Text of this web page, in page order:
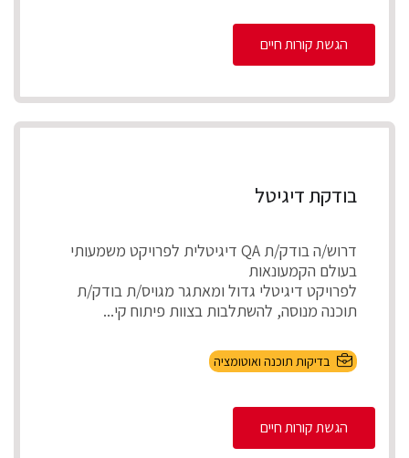
הגשת קורות חיים
בודקת דיגיטל
דרוש/ה בודק/ת QA דיגיטלית לפרויקט משמעותי
בעולם הקמעונאות
לפרויקט דיגיטלי גדול ומאתגר מגויס/ת בודק/ת
תוכנה מנוסה, להשתלבות בצוות פיתוח קי...
בדיקות תוכנה ואוטומציה
הגשת קורות חיים